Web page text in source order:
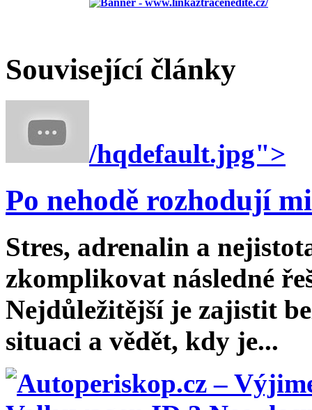
Související články
/hqdefault.jpg">
Po nehodě rozhodují
Stres, adrenalin a
zkomplikovat následné
Nejdůležitější je zajistit
situaci a vědět, kdy je...